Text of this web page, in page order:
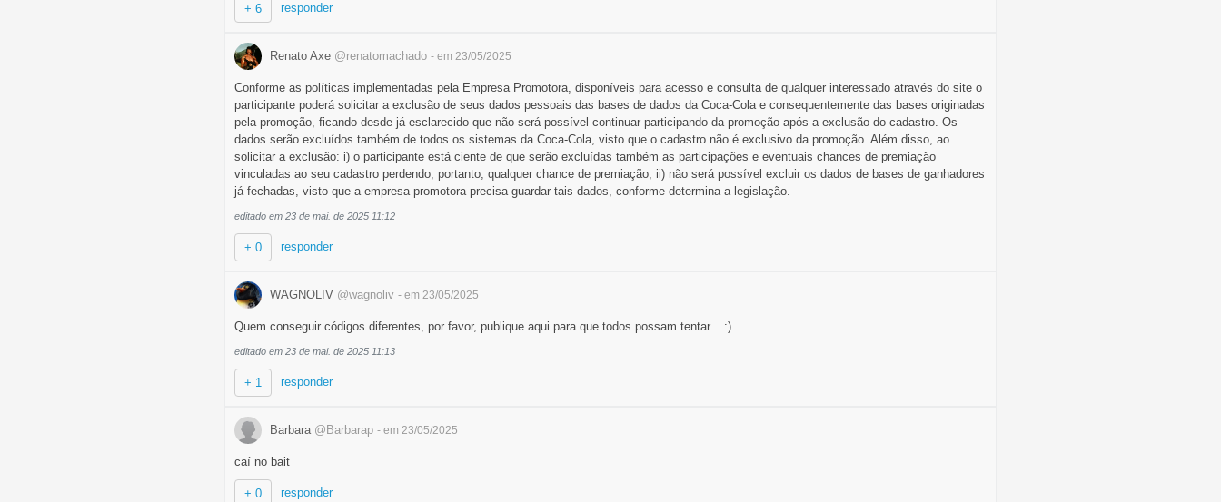
+ 6 responder
Renato Axe @renatomachado - em 23/05/2025
Conforme as políticas implementadas pela Empresa Promotora, disponíveis para acesso e consulta de qualquer interessado através do site o
participante poderá solicitar a exclusão de seus dados pessoais das bases de dados da Coca-Cola e consequentemente das bases originadas
pela promoção, ficando desde já esclarecido que não será possível continuar participando da promoção após a exclusão do cadastro. Os
dados serão excluídos também de todos os sistemas da Coca-Cola, visto que o cadastro não é exclusivo da promoção. Além disso, ao
solicitar a exclusão: i) o participante está ciente de que serão excluídas também as participações e eventuais chances de premiação
vinculadas ao seu cadastro perdendo, portanto, qualquer chance de premiação; ii) não será possível excluir os dados de bases de ganhadores
já fechadas, visto que a empresa promotora precisa guardar tais dados, conforme determina a legislação.
editado em 23 de mai. de 2025 11:12
+ 0 responder
WAGNOLIV @wagnoliv - em 23/05/2025
Quem conseguir códigos diferentes, por favor, publique aqui para que todos possam tentar... :)
editado em 23 de mai. de 2025 11:13
+ 1 responder
Barbara @Barbarap - em 23/05/2025
caí no bait
+ 0 responder